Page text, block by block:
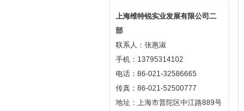
上海维特锐实业发展有限公司二
部
联系人：张惠淑
手机：13795314102
电话：86-021-32586665
传真：86-021-52500777
地址：上海市普陀区中江路889号